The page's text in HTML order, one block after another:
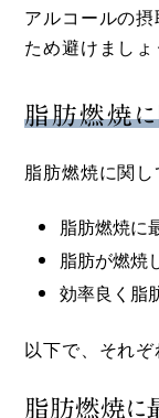
アルコールの
ため避けましょ
脂肪燃焼に
脂肪燃焼に関
脂肪燃焼に
脂肪が燃焼
効率良く脂
以下で、それぞ
脂肪燃焼に